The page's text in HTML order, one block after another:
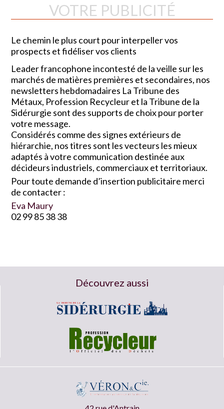
VOTRE PUBLICITÉ
Le chemin le plus court pour interpeller vos
prospects et fidéliser vos clients
Leader francophone incontesté de la veille sur les
marchés de matières premières et secondaires, nos
newsletters hebdomadaires La Tribune des
Métaux, Profession Recycleur et la Tribune de la
Sidérurgie sont des supports de choix pour porter
votre message.
Considérés comme des signes extérieurs de
hiérarchie, nos titres sont les vecteurs les mieux
adaptés à votre communication destinée aux
décideurs industriels, commerciaux et territoriaux.
Pour toute demande d’insertion publicitaire merci
de contacter :
Eva Maury
02 99 85 38 38
Découvrez aussi